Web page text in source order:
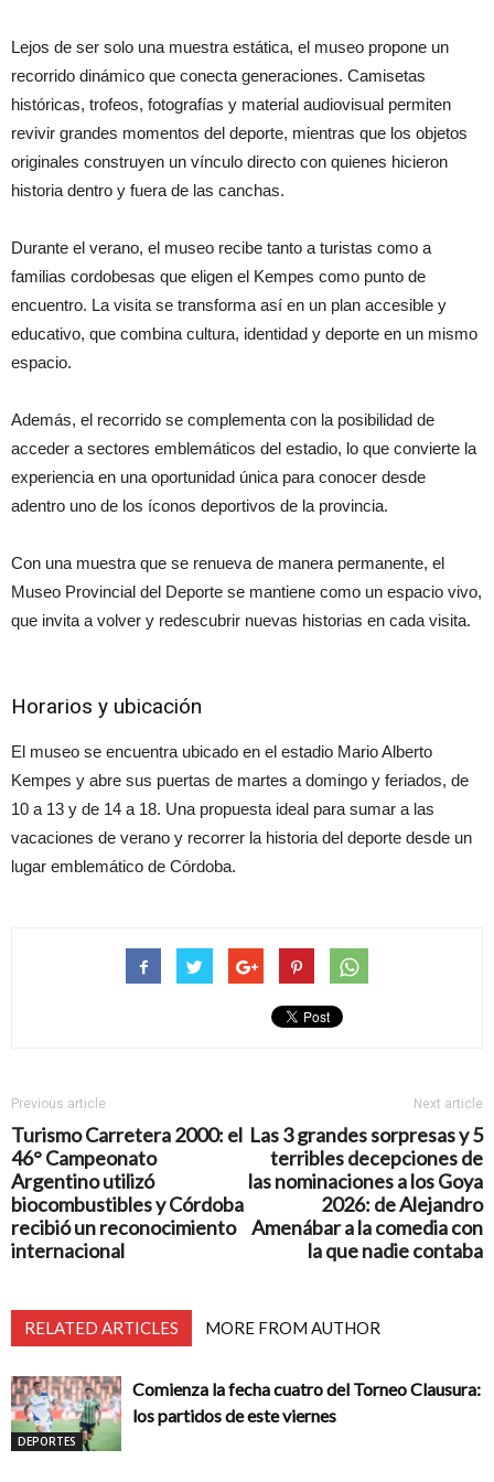
Lejos de ser solo una muestra estática, el museo propone un
recorrido dinámico que conecta generaciones. Camisetas
históricas, trofeos, fotografías y material audiovisual permiten
revivir grandes momentos del deporte, mientras que los objetos
originales construyen un vínculo directo con quienes hicieron
historia dentro y fuera de las canchas.
Durante el verano, el museo recibe tanto a turistas como a
familias cordobesas que eligen el Kempes como punto de
encuentro. La visita se transforma así en un plan accesible y
educativo, que combina cultura, identidad y deporte en un mismo
espacio.
Además, el recorrido se complementa con la posibilidad de
acceder a sectores emblemáticos del estadio, lo que convierte la
experiencia en una oportunidad única para conocer desde
adentro uno de los íconos deportivos de la provincia.
Con una muestra que se renueva de manera permanente, el
Museo Provincial del Deporte se mantiene como un espacio vivo,
que invita a volver y redescubrir nuevas historias en cada visita.
Horarios y ubicación
El museo se encuentra ubicado en el estadio Mario Alberto
Kempes y abre sus puertas de martes a domingo y feriados, de
10 a 13 y de 14 a 18. Una propuesta ideal para sumar a las
vacaciones de verano y recorrer la historia del deporte desde un
lugar emblemático de Córdoba.
Previous article
Turismo Carretera 2000: el
46° Campeonato
Argentino utilizó
biocombustibles y Córdoba
recibió un reconocimiento
internacional
Next article
Las 3 grandes sorpresas y 5
terribles decepciones de
las nominaciones a los Goya
2026: de Alejandro
Amenábar a la comedia con
la que nadie contaba
RELATED ARTICLES MORE FROM AUTHOR
DEPORTES
Comienza la fecha cuatro del Torneo Clausura:
los partidos de este viernes